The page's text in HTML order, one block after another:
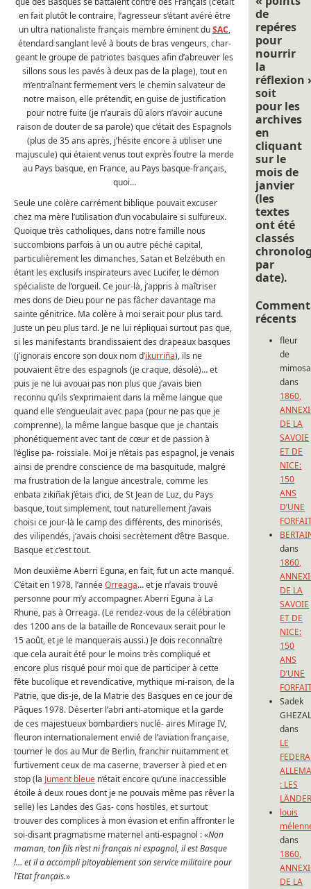
en fait plutôt le contraire, l’agresseur s’étant avéré être
un ultra nationaliste français membre éminent duSAC,
étendard sanglant levé à bouts de bras vengeurs, char-
geant le groupe de patriotes basques afin d’abreuver les
sillons sous les pavés à deux pas de la plage), tout en
m’entraînant fermement vers le chemin salvateur de
notre maison, elle prétendit, en guise de justification
pour notre fuite (je n’aurais dû alors n’avoir aucune
raison de douter de sa parole) que c’était des Espagnols
(plus de 35 ans après, j’hésite encore à utiliser une
majuscule) qui étaient venus tout exprès foutre la merde
au Pays basque, en France, au Pays basque-français,
quoi…
Seule une colère carrément biblique pouvait excuser
chez ma mère l’utilisation d’un vocabulaire si sulfureux.
Quoique très catholiques, dans notre famille nous
succombions parfois à un ou autre péché capital,
particulièrement les dimanches, Satan et Belzébuth en
étant les exclusifs inspirateurs avec Lucifer, le démon
spécialiste de l’orgueil. Ce jour-là, j’appris à maîtriser
mes dons de Dieu pour ne pas fâcher davantage ma
sainte génitrice. Ma colère à moi serait pour plus tard.
Juste un peu plus tard. Je ne lui répliquai surtout pas que,
si les manifestants brandissaient des drapeaux basques
(j’ignorais encore son doux nom d’ikurriña), ils ne
pouvaient être des espagnols (je craque, désolé)… et
puis je ne lui avouai pas non plus que j’avais bien
reconnu qu’ils s’exprimaient dans la même langue que
quand elle s’engueulait avec papa (pour ne pas que je
comprenne), la même langue basque que je chantais
phonétiquement avec tant de cœur et de passion à
l’église pa- roissiale. Moi je n’étais pas espagnol, je venais
ainsi de prendre conscience de ma basquitude, malgré
ma frustration de la langue ancestrale, comme les
enbata zikiñak j’étais d’ici, de St Jean de Luz, du Pays
basque, tout simplement, tout naturellement j’avais
choisi ce jour-là le camp des différents, des minorisés,
des vilipendés, j’avais choisi secrètement d’être Basque.
Basque et c’est tout.
Mon deuxième Aberri Eguna, en fait, fut un acte manqué.
C’était en 1978, l’annéeOrreaga… et je n’avais trouvé
personne pour m’y accompagner. Aberri Eguna à La
Rhune, pas à Orreaga. (Le rendez-vous de la célébration
des 1200 ans de la bataille de Roncevaux serait pour le
15 août, et je le manquerais aussi.) Je dois reconnaître
que cela aurait été pour le moins très compliqué et
encore plus risqué pour moi que de participer à cette
fête bucolique et revendicative, mythique mi-raison, de la
Patrie, que dis-je, de la Matrie des Basques en ce jour de
Pâques 1978. Déserter l’abri anti-atomique et la garde
de ces majestueux bombardiers nuclé- aires Mirage IV,
fleuron internationalement envié de l’aviation française,
tourner le dos au Mur de Berlin, franchir nuitamment et
furtivement ceux de ma caserne, traverser à pied et en
stop (la Jument bleue n’était encore qu’une inaccessible
étoile à deux roues dont je ne pouvais même pas rêver la
selle) les Landes des Gas- cons hostiles, et surtout
trouver des complices à mon évasion et enfin affronter le
soi-disant pragmatisme maternel anti-espagnol : «Non
maman, ton fils n’est ni français ni espagnol, il est Basque
!… et il a accompli pitoyablement son service militaire pour
l’Etat français.»
de
repéres
pour
nourrir
la
réflexion
soit
pour les
archives
en
cliquant
sur le
mois de
janvier
(les
textes
ont été
classés
par
date).
récents
fleur
de
mimosa
dans
1860,
DE LA
SAVOIE
ET DE
NICE:
150
ANS
D’UNE
dans
1860,
DE LA
SAVOIE
ET DE
NICE:
150
ANS
D’UNE
Sadek
dans
LE
: LES
louis
dans
1860,
DE LA